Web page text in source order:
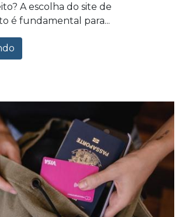
A escolha do site de
é fundamental para...